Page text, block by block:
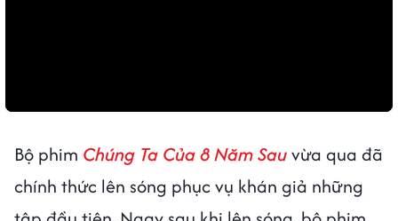
Bộ phim Chúng Ta Của 8 Năm Sauvừa qua đã
chính thức lên sóng phục vụ khán giả những